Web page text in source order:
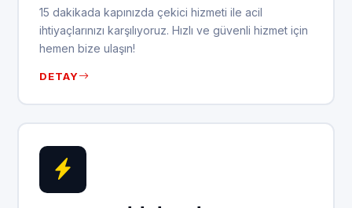
15 dakikada kapınızda çekici hizmeti ile acil
ihtiyaçlarınızı karşılıyoruz. Hızlı ve güvenli hizmet için
hemen bize ulaşın!
DETAY